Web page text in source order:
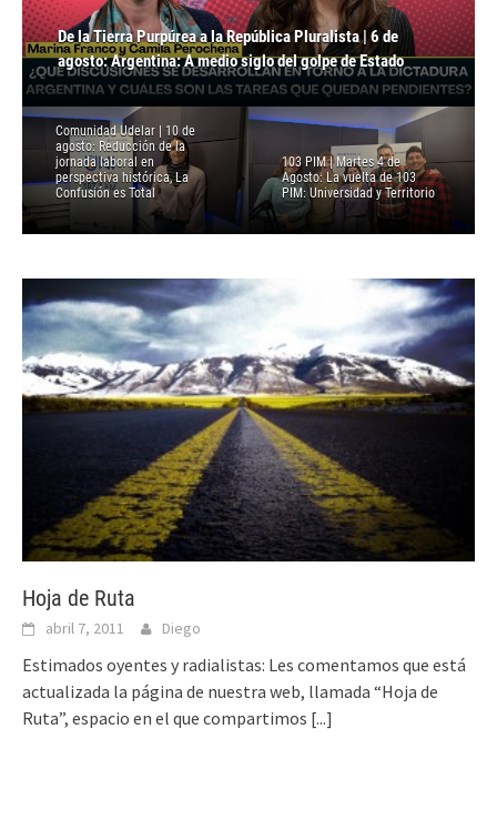
Punto de Órbita | Jueves 6 de agosto: Órbita en Juego:
COU TV, Fuera de Guión y Teatro: »Oz. El secreto de la
ciudad esmeralda»
De la Tierra Purpúrea a la República Pluralista | 6 de
agosto: Argentina: A medio siglo del golpe de Estado
A Pie de Página | 6 de agosto: Archivo Sociedades en
Movimiento con Diego Sempol
Caleidoscopio de la Ciencia | Miércoles 5 de agosto:
Psicodélicos y depresión | PhD. Ignacio Carrera
Entrevista a Juan Pellicer e Ina Godoy sobre Historia de la
Música Popular Uruguaya | Mundo Freak
Comunidad Udelar | 10 de
agosto: Reducción de la
jornada laboral en
perspectiva histórica, La
Confusión es Total
103 PIM | Martes 4 de
Agosto: La vuelta de 103
PIM: Universidad y Territorio
Hoja de Ruta
abril 7, 2011 Diego
Estimados oyentes y radialistas: Les comentamos que está
actualizada la página de nuestra web, llamada “Hoja de
Ruta”, espacio en el que compartimos [...]